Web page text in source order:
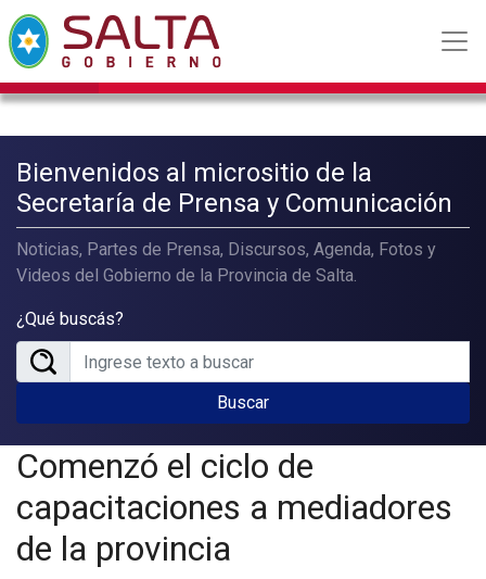
Bienvenidos al micrositio de la
Secretaría de Prensa y Comunicación
Noticias, Partes de Prensa, Discursos, Agenda, Fotos y
Videos del Gobierno de la Provincia de Salta.
¿Qué buscás?
Buscar
Comenzó el ciclo de
capacitaciones a mediadores
de la provincia